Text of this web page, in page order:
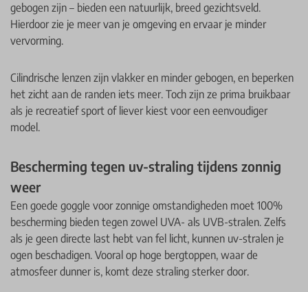
gebogen zijn – bieden een natuurlijk, breed gezichtsveld.
Hierdoor zie je meer van je omgeving en ervaar je minder
vervorming.
Cilindrische lenzen zijn vlakker en minder gebogen, en beperken
het zicht aan de randen iets meer. Toch zijn ze prima bruikbaar
als je recreatief sport of liever kiest voor een eenvoudiger
model.
Bescherming tegen uv-straling tijdens zonnig
weer
Een goede goggle voor zonnige omstandigheden moet 100%
bescherming bieden tegen zowel UVA- als UVB-stralen. Zelfs
als je geen directe last hebt van fel licht, kunnen uv-stralen je
ogen beschadigen. Vooral op hoge bergtoppen, waar de
atmosfeer dunner is, komt deze straling sterker door.